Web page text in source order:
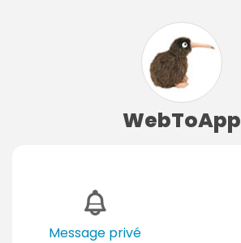
WebToApp
Message privé